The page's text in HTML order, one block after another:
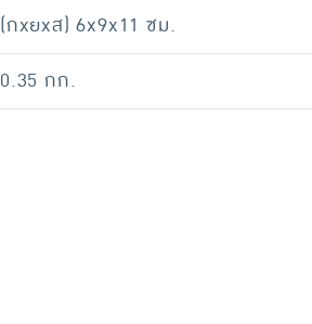
(กxยxส) 6x9x11 ซม.
0.35 กก.